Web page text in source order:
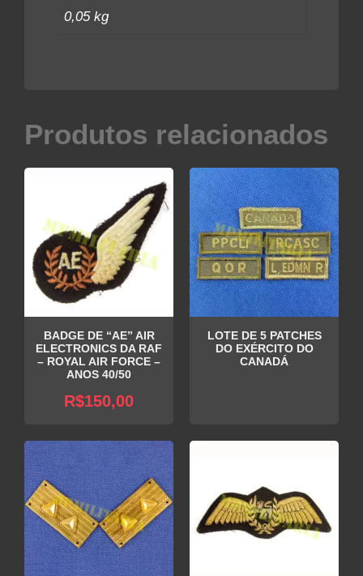
0,05 kg
Produtos relacionados
BADGE DE “AE” AIR
ELECTRONICS DA RAF
– ROYAL AIR FORCE –
ANOS 40/50
R$150,00
LOTE DE 5 PATCHES
DO EXÉRCITO DO
CANADÁ